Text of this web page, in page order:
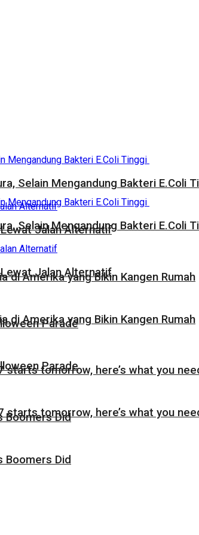
Selain Mengandung Bakteri E.Coli
Lewat Jalan Alternatif
di Amerika yang Bikin Kangen Rumah
Parade
tomorrow, here’s what you
Boomers Did
Selain Mengandung Bakteri E.Coli
Lewat Jalan Alternatif
di Amerika yang Bikin Kangen Rumah
Parade
tomorrow, here’s what you
Boomers Did